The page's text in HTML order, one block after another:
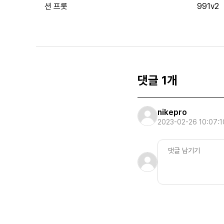
션 프룻 991v2
댓글 1개
nikepro
2023-02-26